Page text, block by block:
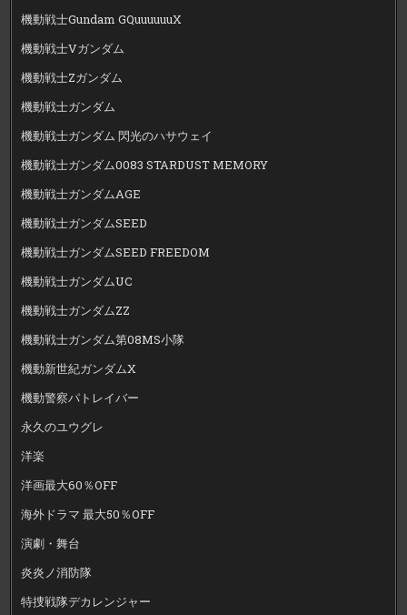
機動戦士Gundam GQuuuuuuX
機動戦士Vガンダム
機動戦士Zガンダム
機動戦士ガンダム
機動戦士ガンダム 閃光のハサウェイ
機動戦士ガンダム0083 STARDUST MEMORY
機動戦士ガンダムAGE
機動戦士ガンダムSEED
機動戦士ガンダムSEED FREEDOM
機動戦士ガンダムUC
機動戦士ガンダムZZ
機動戦士ガンダム第08MS小隊
機動新世紀ガンダムX
機動警察パトレイバー
永久のユウグレ
洋楽
洋画最大60％OFF
海外ドラマ 最大50％OFF
演劇・舞台
炎炎ノ消防隊
特捜戦隊デカレンジャー